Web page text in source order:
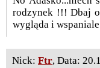
rodzynek !!! Dbaj o
wygląda i
Nick: Ftr, Data: